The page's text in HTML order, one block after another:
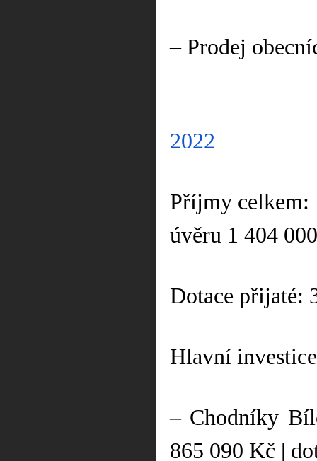
– Prodej
2022
Příjmy celkem:
úvěru 1 404
Dotace přijaté:
Hlavní
– Chodníky
865 090 Kč |